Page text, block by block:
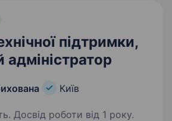
підтримки,
адміністратор
Київ
Досвід роботи від 1 року.